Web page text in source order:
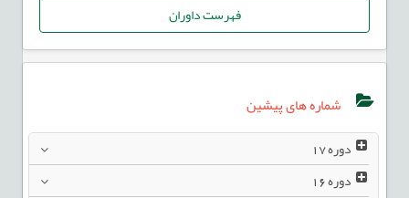
فهرست داوران
شماره های پیشین
دوره17
دوره16